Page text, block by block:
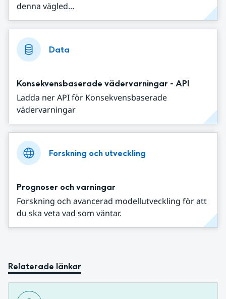
denna vägled...
Data
Konsekvensbaserade vädervarningar - API
Ladda ner API för Konsekvensbaserade
vädervarningar
Forskning och utveckling
Prognoser och varningar
Forskning och avancerad modellutveckling för att
du ska veta vad som väntar.
Relaterade länkar